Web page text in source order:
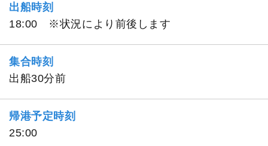
出船時刻
18:00 ※状況により前後します
集合時刻
出船30分前
帰港予定時刻
25:00